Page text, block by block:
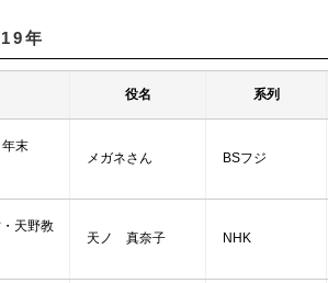
年
役名 系列
末
メガネさん BSフジ
天野教
天ノ 真奈子 NHK